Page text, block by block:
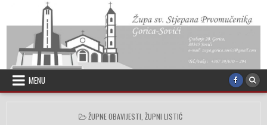
Skip to content
MENU
POSTED IN
ŽUPNE OBAVIJESTI, ŽUPNI LISTIĆ